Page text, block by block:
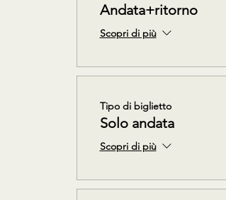
Andata+ritorno
Scopri di più
Tipo di biglietto
Solo andata
Scopri di più